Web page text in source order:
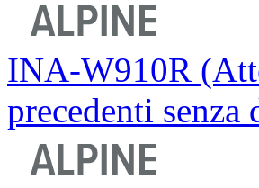
INA-W910R
precedenti